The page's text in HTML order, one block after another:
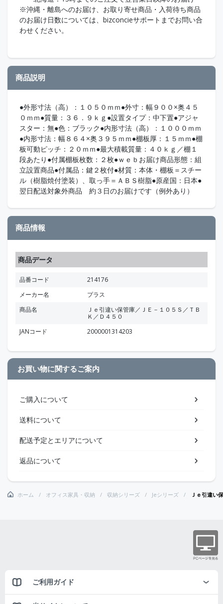
※沖縄・離島へのお届け、お取り寄せ商品・入荷待ち商品
のお届け日数については、bizconcieサポートまでお問い合
わせください。
商品説明
●外形寸法（高）：１０５０ｍｍ●外寸：幅９００×奥４５
０ｍｍ●質量：３６．９ｋｇ●設置タイプ：中下置●アジャ
スター：無●色：ブラック●内形寸法（高）：１０００ｍｍ
●内形寸法：幅８６４×奥３９５ｍｍ●棚板厚：１５ｍｍ●棚
板可動ピッチ：２０ｍｍ●最大積載質量：４０ｋｇ／棚１
段あたり●付属棚板枚数：２枚●ｗｅｂお届け商品形態：組
立設置商品●付属品：鍵２枚付●材質：本体・棚板＝スチー
ル（樹脂焼付塗装）、取っ手＝ＡＢＳ樹脂●原産国：日本●
翌日配送対象外商品 約３日のお届けです（例外あり）
商品情報
商品データ
品番コード
214176
メーカー名
プラス
商品名
Ｊｅ引違い保管庫／ＪＥ－１０５Ｓ／ＴＢ
Ｋ／Ｄ４５０
JANコード
2000001314203
お買い物に関するご案内
ご購入について
送料について
配送予定とエリアについて
返品について
ホーム オフィス家具・収納 収納シリーズ Jeシリーズ Ｊｅ引違い
ご利用ガイド